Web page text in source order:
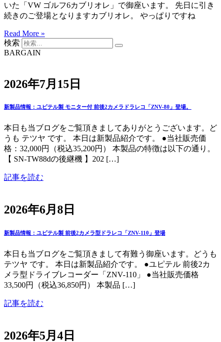
いた「VW ゴルフ6カブリオレ」で御座います。 先日に引き
続きのご登場となりますカブリオレ。 やっぱりですね
Read More »
検索
BARGAIN
2026年7月15日
新製品情報：ユピテル製 モニター付 前後2カメラドラレコ「ZNV-80」登場。
本日も当ブログをご覧頂きましてありがとうございます。ど
うも テツヤ です。 本日は新製品紹介です。 ●当社販売価
格：32,000円（税込35,200円） 本製品の特徴は以下の通り。
【 SN-TW88dの後継機 】202 […]
記事を読む
2026年6月8日
新製品情報：ユピテル製 前後2カメラ型ドラレコ「ZNV-110」登場
本日も当ブログをご覧頂きまして有難う御座います。どうも
テツヤ です。 本日は新製品紹介です。 ●ユピテル 前後2カ
メラ型ドライブレコーダー「ZNV-110」 ●当社販売価格
33,500円（税込36,850円） 本製品 […]
記事を読む
2026年5月4日